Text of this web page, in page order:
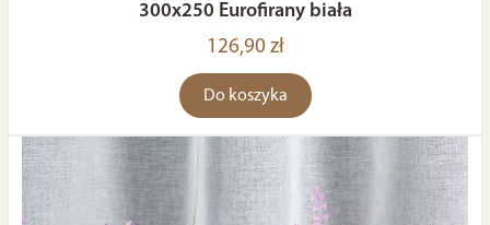
300x250 Eurofirany biała
126,90 zł
Do koszyka